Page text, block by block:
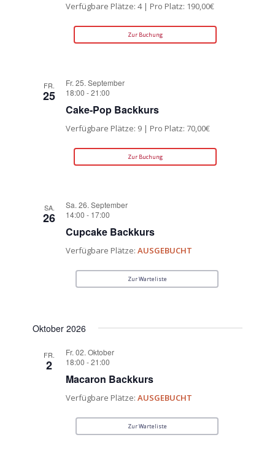
Verfügbare Plätze: 4 | Pro Platz: 190,00€
Zur Buchung
FR.
25
Fr. 25. September
18:00 -21:00
Cake-Pop Backkurs
Verfügbare Plätze: 9 | Pro Platz: 70,00€
Zur Buchung
SA.
26
Sa. 26. September
14:00 - 17:00
Cupcake Backkurs
Verfügbare Plätze:AUSGEBUCHT
Zur Warteliste
Oktober 2026
FR.
2
Fr. 02. Oktober
18:00 -21:00
Macaron Backkurs
Verfügbare Plätze:AUSGEBUCHT
Zur Warteliste